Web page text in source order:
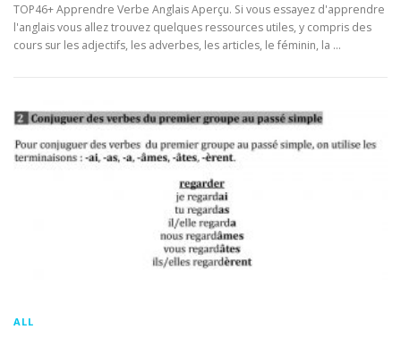
TOP46+ Apprendre Verbe Anglais Aperçu. Si vous essayez d'apprendre
l'anglais vous allez trouvez quelques ressources utiles, y compris des
cours sur les adjectifs, les adverbes, les articles, le féminin, la …
ALL